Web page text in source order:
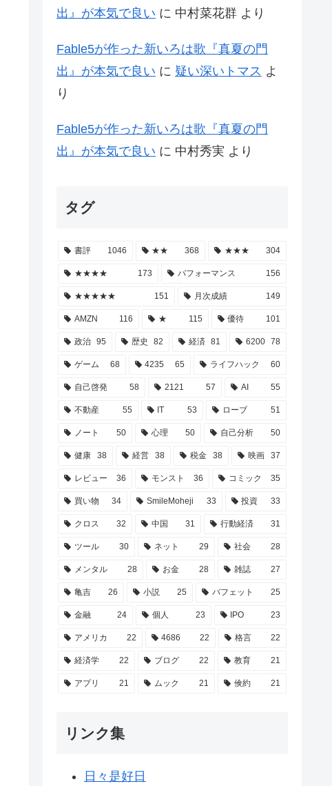
出』が本気で良い に 中村菜花群 より
Fable5が作った新いろは歌『真夏の門
出』が本気で良い に 疑い深いトマス よ
り
Fable5が作った新いろは歌『真夏の門
出』が本気で良い に 中村秀実 より
タグ
書評 1046 ★★ 368 ★★★ 304
★★★★ 173 パフォーマンス 156
★★★★★ 151 月次成績 149
AMZN 116 ★ 115 優待 101
政治 95 歴史 82 経済 81 6200 78
ゲーム 68 4235 65 ライフハック 60
自己啓発 58 2121 57 AI 55
不動産 55 IT 53 ローブ 51
ノート 50 心理 50 自己分析 50
健康 38 経営 38 税金 38 映画 37
レビュー 36 モンスト 36 コミック 35
買い物 34 SmileMoheji 33 投資 33
クロス 32 中国 31 行動経済 31
ツール 30 ネット 29 社会 28
メンタル 28 お金 28 雑誌 27
亀吉 26 小説 25 バフェット 25
金融 24 個人 23 IPO 23
アメリカ 22 4686 22 格言 22
経済学 22 ブログ 22 教育 21
アプリ 21 ムック 21 倹約 21
リンク集
日々是好日